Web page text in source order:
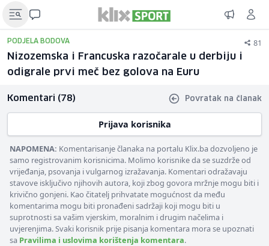
PODJELA BODOVA 81
Nizozemska i Francuska razočarale u derbiju i
odigrale prvi meč bez golova na Euru
Komentari (78) Povratak na članak
Prijava korisnika
NAPOMENA: Komentarisanje članaka na portalu Klix.ba dozvoljeno je
samo registrovanim korisnicima. Molimo korisnike da se suzdrže od
vrijeđanja, psovanja i vulgarnog izražavanja. Komentari odražavaju
stavove isključivo njihovih autora, koji zbog govora mržnje mogu biti i
krivično gonjeni. Kao čitatelj prihvatate mogućnost da među
komentarima mogu biti pronađeni sadržaji koji mogu biti u
suprotnosti sa vašim vjerskim, moralnim i drugim načelima i
uvjerenjima. Svaki korisnik prije pisanja komentara mora se upoznati
sa Pravilima i uslovima korištenja komentara.